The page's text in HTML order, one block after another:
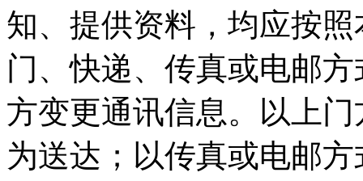
知、提供资料，均应按
门、快递、传真或电邮
方变更通讯信息。以上
为送达；以传真或电邮